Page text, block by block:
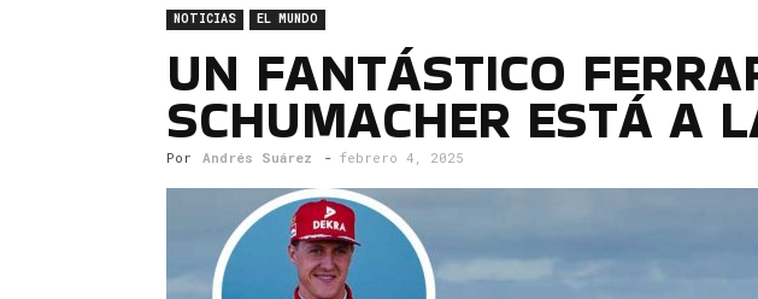
NOTICIAS EL MUNDO
UN FANTÁSTICO
SCHUMACHER ESTÁ A
Por Andrés Suárez - febrero 4, 2025